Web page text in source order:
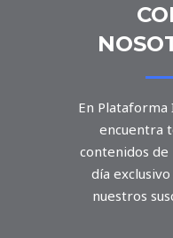
En
encuentra
contenidos de
día
nuestros